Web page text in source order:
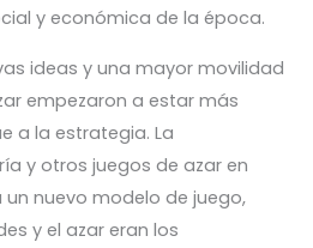
y económica de la época.
ideas y una mayor movilidad
empezaron a estar más
a la estrategia. La
y otros juegos de azar en
nuevo modelo de juego,
y el azar eran los